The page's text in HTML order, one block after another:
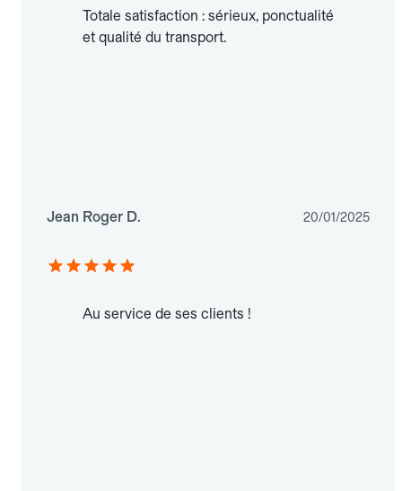
Totale satisfaction : sérieux, ponctualité
et qualité du transport.
Jean Roger D. 20/01/2025
Au service de ses clients !